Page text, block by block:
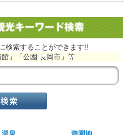
検索することができます!!
」「公園 長岡市」等